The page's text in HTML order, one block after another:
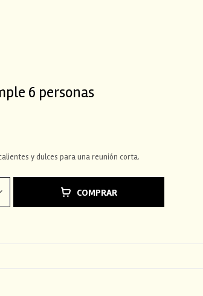
6 personas
y dulces para una reunión corta.
COMPRAR